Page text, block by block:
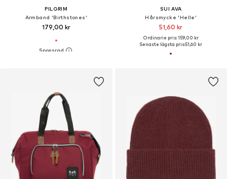
PILGRIM
Armband 'Birthstones'
179,00 kr
SUI AVA
Hårsmycke 'Helle'
51,60 kr
Ordinarie pris: 159,00 kr
Senaste lägsta pris:51,60 kr